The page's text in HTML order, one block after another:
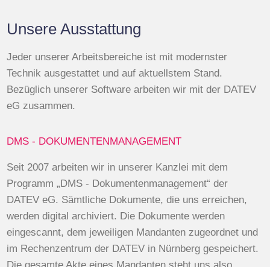
Unsere Ausstattung
Jeder unserer Arbeitsbereiche ist mit modernster
Technik ausgestattet und auf aktuellstem Stand.
Bezüglich unserer Software arbeiten wir mit der DATEV
eG zusammen.
DMS - DOKUMENTENMANAGEMENT
Seit 2007 arbeiten wir in unserer Kanzlei mit dem
Programm „DMS - Dokumentenmanagement“ der
DATEV eG. Sämtliche Dokumente, die uns erreichen,
werden digital archiviert. Die Dokumente werden
eingescannt, dem jeweiligen Mandanten zugeordnet und
im Rechenzentrum der DATEV in Nürnberg gespeichert.